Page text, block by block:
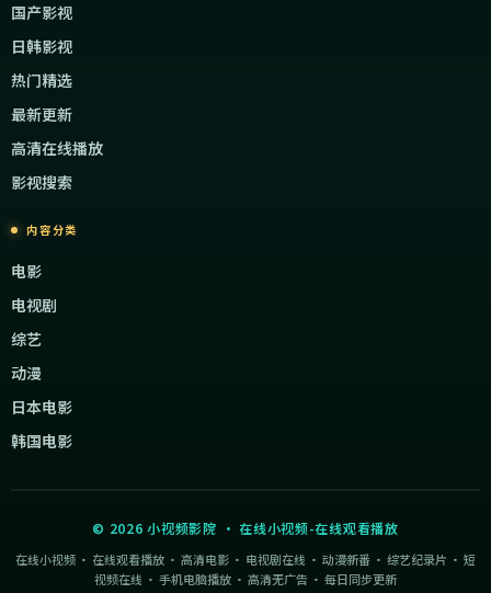
国产影视
日韩影视
热门精选
最新更新
高清在线播放
影视搜索
内容分类
电影
电视剧
综艺
动漫
日本电影
韩国电影
© 2026 小视频影院 ·在线小视频-在线观看播放
在线小视频 · 在线观看播放 · 高清电影 · 电视剧在线 · 动漫新番 · 综艺纪录片 · 短
视频在线 · 手机电脑播放 · 高清无广告 · 每日同步更新